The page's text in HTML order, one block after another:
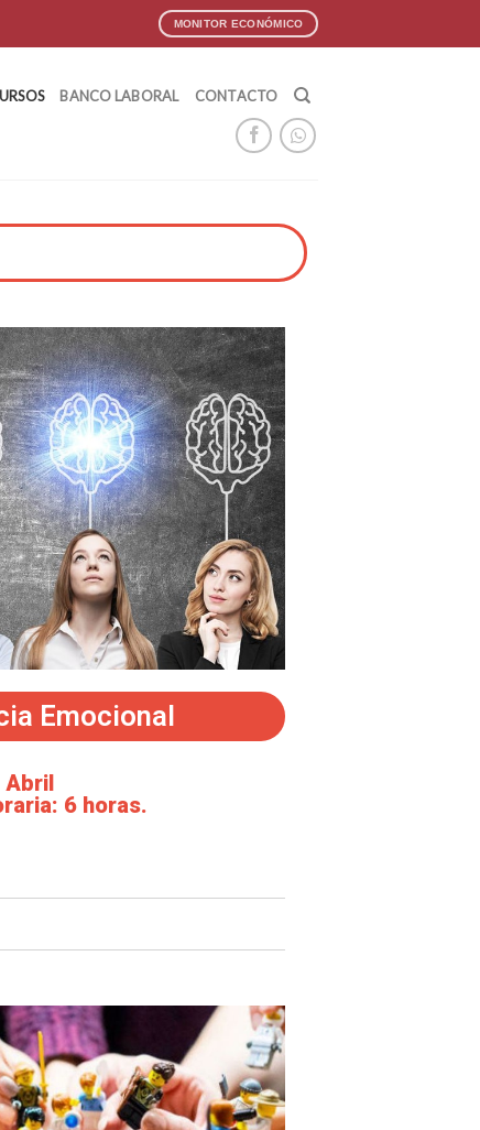
MONITOR ECONÓMICO
BANCO LABORAL CONTACTO
Emocional
Abril
6 horas.